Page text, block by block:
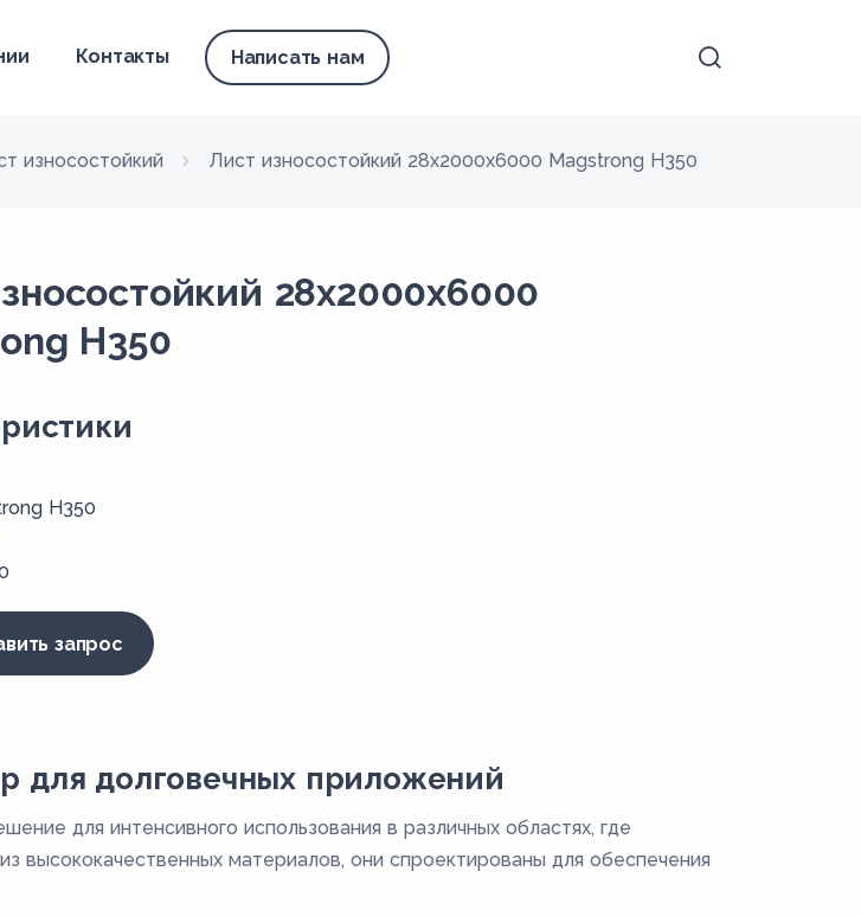
Контакты Написать нам
износостойкий Лист износостойкий 28x2000x6000 Magstrong H350
28x2000x6000
H350
H350
запрос
для долговечных приложений
для интенсивного использования в различных областях, где
высококачественных материалов, они спроектированы для обеспечения